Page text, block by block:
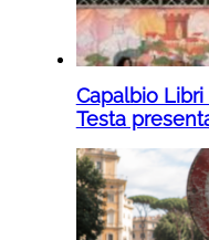
Capalbio Libri
Testa